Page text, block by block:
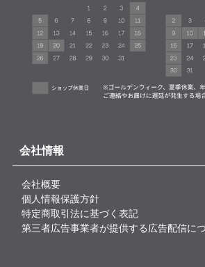
会社情報
会社概要
個人情報保護方針
特定商取引法に基づく表記
第三者広告事業者が提供する広告配信に